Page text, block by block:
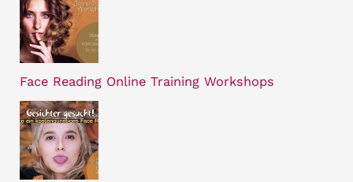
Face Reading Online Training Workshops